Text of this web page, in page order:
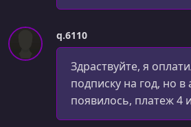
q.6110
Здраствуйте, я
подписку на год, но в
появилось, платеж 4